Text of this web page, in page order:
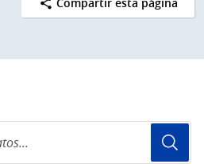
Compartir esta página